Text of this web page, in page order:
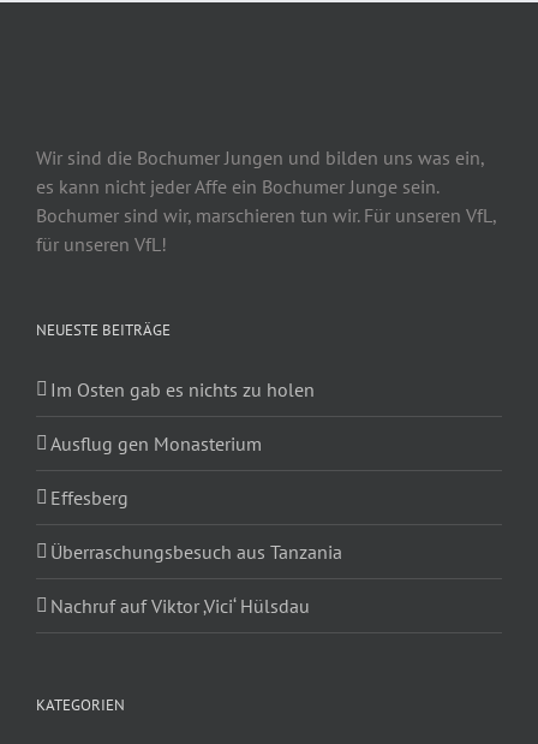
Wir sind die Bochumer Jungen und bilden uns was ein,
es kann nicht jeder Affe ein Bochumer Junge sein.
Bochumer sind wir, marschieren tun wir. Für unseren VfL,
für unseren VfL!
NEUESTE BEITRÄGE
Im Osten gab es nichts zu holen
Ausflug gen Monasterium
Effesberg
Überraschungsbesuch aus Tanzania
Nachruf auf Viktor ‚Vici‘ Hülsdau
KATEGORIEN